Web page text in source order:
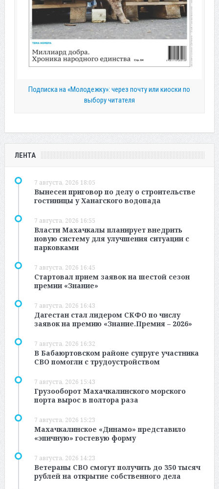
Подписка на «Молодежку»: через почту или киоски по
выбору читателя
ЛЕНТА
7 августа, 2026 18:05
Вынесен приговор по делу о строительстве
гостиницы у Ханагского водопада
7 августа, 2026 16:55
Власти Махачкалы планирует внедрить
новую систему для улучшения ситуации с
парковками
7 августа, 2026 16:45
Стартовал прием заявок на шестой сезон
премии «Знание»
7 августа, 2026 16:43
Дагестан стал лидером СКФО по числу
заявок на премию «Знание.Премия – 2026»
7 августа, 2026 16:32
В Бабаюртовском районе супруге участника
СВО помогли с трудоустройством
7 августа, 2026 15:43
Грузооборот Махачкалинского морского
порта вырос в полтора раза
7 августа, 2026 15:23
Махачкалинское «Динамо» представило
«эпичную» гостевую форму
7 августа, 2026 14:23
Ветераны СВО смогут получить до 350 тысяч
рублей на открытие собственного дела